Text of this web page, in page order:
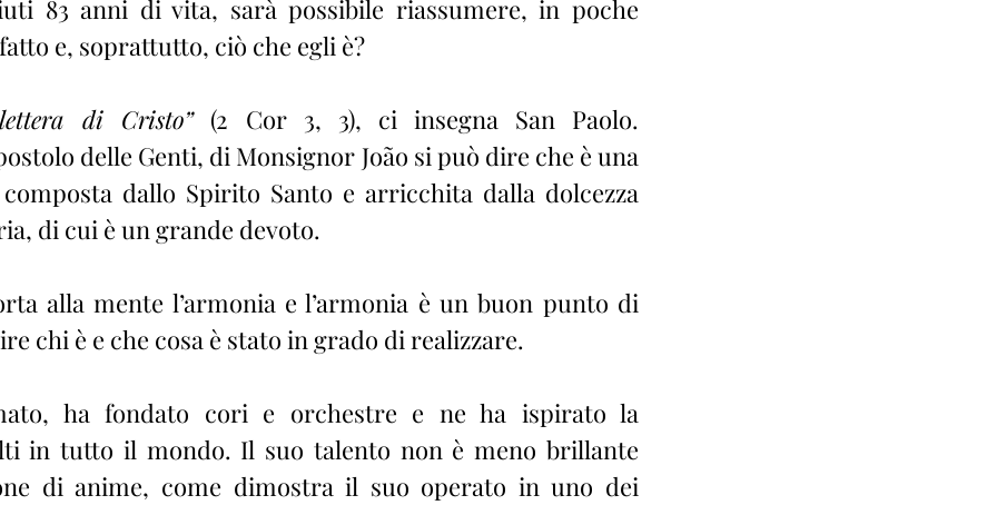
83 anni di vita, sarà possibile riassumere, in poche
e, soprattutto, ciò che egli è?
di Cristo” (2 Cor 3, 3), ci insegna San Paolo.
delle Genti, di Monsignor João si può dire che è una
dallo Spirito Santo e arricchita dalla dolcezza
di cui è un grande devoto.
alla mente l’armonia e l’armonia è un buon punto di
chi è e che cosa è stato in grado di realizzare.
ha fondato cori e orchestre e ne ha ispirato la
in tutto il mondo. Il suo talento non è meno brillante
di anime, come dimostra il suo operato in uno dei